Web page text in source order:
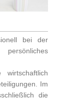
bei der
wirtschaftlich
Im
die